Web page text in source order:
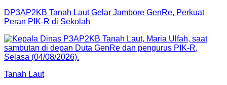
DP3AP2KB Tanah Laut Gelar Jambore GenRe, Perkuat
Peran PIK-R di Sekolah
Tanah Laut